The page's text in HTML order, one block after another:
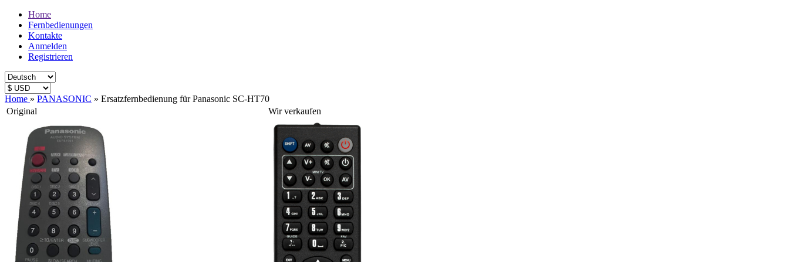
Home
Fernbedienungen
Kontakte
Anmelden
Registrieren
Home » PANASONIC » Ersatzfernbedienung für Panasonic SC-HT70
Original
Wir verkaufen